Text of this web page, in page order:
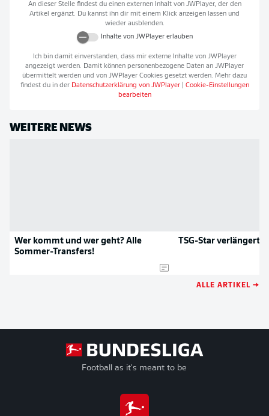
An dieser Stelle findest du einen externen Inhalt von JWPlayer, der den
Artikel ergänzt. Du kannst ihn dir mit einem Klick anzeigen lassen und
wieder ausblenden.
Inhalte von JWPlayererlauben
Ich bin damit einverstanden, dass mir externe Inhalte von JWPlayer
angezeigt werden. Damit können personenbezogene Daten an JWPlayer
übermittelt werden und von JWPlayer Cookies gesetzt werden. Mehr dazu
findest du in der Datenschutzerklärung von JWPlayer| Cookie-Einstellungen
bearbeiten
WEITERE NEWS
Wer kommt und wer geht? Alle
Sommer-Transfers!
TSG-Star verlängert
ALLE ARTIKEL →
Football as it's meant to be